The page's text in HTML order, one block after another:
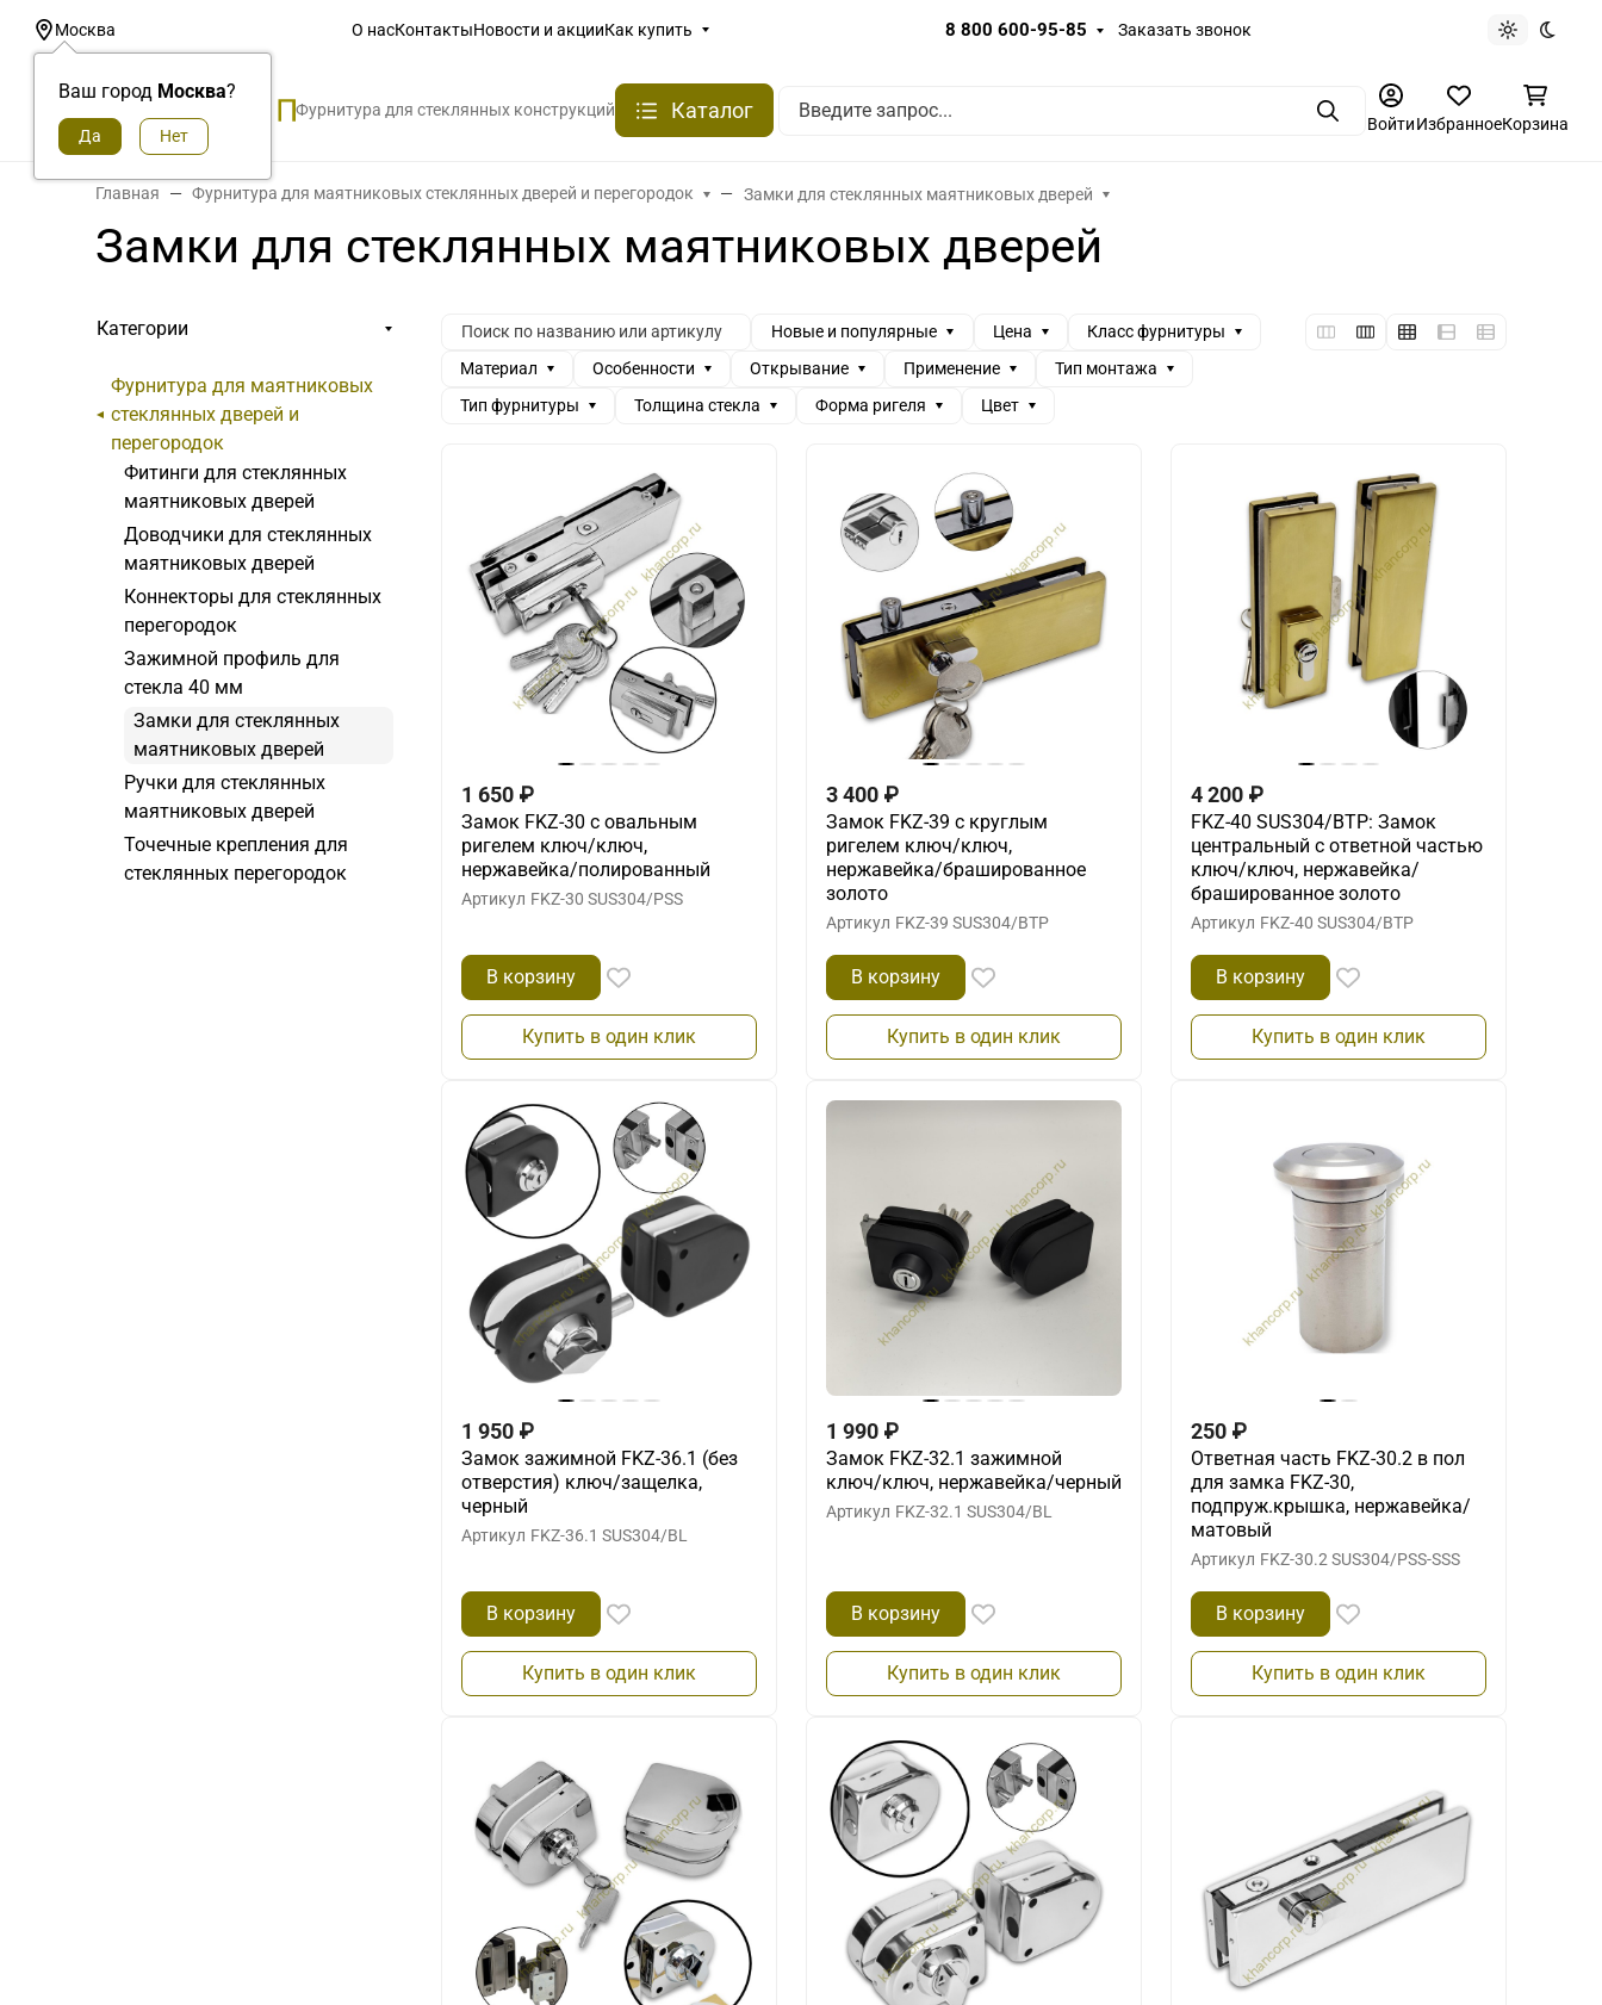
Москва
Ваш город Москва?
О насКонтактыНовости и акцииКак купить 8 800 600-95-85 Заказать звонок
Светлая
Фурнитура для стеклянных конструкций Каталог ПоискВойтиИзбранноеКорзина
Главная Фурнитура для маятниковых стеклянных дверей и перегородок Замки для стеклянных маятниковых дверей
Замки для стеклянных маятниковых дверей
Категории
Фурнитура для маятниковых
стеклянных дверей и
перегородок
Фитинги для стеклянных
маятниковых дверей
Доводчики для стеклянных
маятниковых дверей
Коннекторы для стеклянных
перегородок
Зажимной профиль для
стекла 40 мм
Замки для стеклянных
маятниковых дверей
Ручки для стеклянных
маятниковых дверей
Точечные крепления для
стеклянных перегородок
Новые и популярные Цена
Класс фурнитуры
Материал
Особенности Открывание Применение
Тип монтажа
Тип фурнитуры
Толщина стекла Форма ригеля Цвет
1 650 ₽
Замок FKZ-30 с овальным
ригелем ключ/ключ,
нержавейка/полированный
Артикул FKZ-30 SUS304/PSS
В корзину
Купить в один клик
3 400 ₽
Замок FKZ-39 с круглым
ригелем ключ/ключ,
нержавейка/брашированное
золото
Артикул FKZ-39 SUS304/BTP
В корзину
Купить в один клик
4 200 ₽
FKZ-40 SUS304/BTP: Замок
центральный с ответной частью
ключ/ключ, нержавейка/
брашированное золото
Артикул FKZ-40 SUS304/BTP
В корзину
Купить в один клик
1 950 ₽
Замок зажимной FKZ-36.1 (без
отверстия) ключ/защелка,
черный
Артикул FKZ-36.1 SUS304/BL
В корзину
Купить в один клик
1 990 ₽
Замок FKZ-32.1 зажимной
ключ/ключ, нержавейка/черный
Артикул FKZ-32.1 SUS304/BL
В корзину
Купить в один клик
250 ₽
Ответная часть FKZ-30.2 в пол
для замка FKZ-30,
подпруж.крышка, нержавейка/
матовый
Артикул FKZ-30.2 SUS304/PSS-SSS
В корзину
Купить в один клик